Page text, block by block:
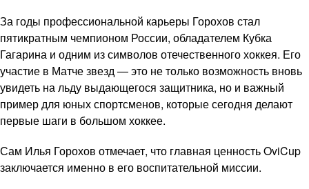
За годы профессиональной карьеры Горохов стал
пятикратным чемпионом России, обладателем Кубка
Гагарина и одним из символов отечественного хоккея. Его
участие в Матче звезд — это не только возможность вновь
увидеть на льду выдающегося защитника, но и важный
пример для юных спортсменов, которые сегодня делают
первые шаги в большом хоккее.
Сам Илья Горохов отмечает, что главная ценность OviCup
заключается именно в его воспитательной миссии.